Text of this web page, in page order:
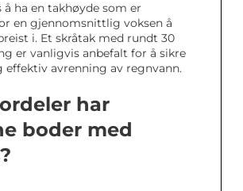
å ha en takhøyde som er
en gjennomsnittlig voksen å
i. Et skråtak med rundt 30
er vanligvis anbefalt for å sikre
effektiv avrenning av regnvann.
har
boder med